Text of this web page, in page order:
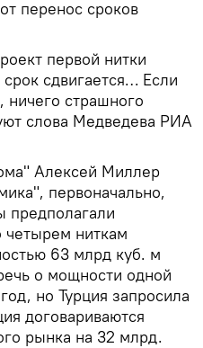
перенос сроков
первой нитки
сдвигается… Если
ничего страшного
слова Медведева РИА
Алексей Миллер
первоначально,
предполагали
четырем ниткам
63 млрд куб. м
о мощности одной
но Турция запросила
договариваются
рынка на 32 млрд.